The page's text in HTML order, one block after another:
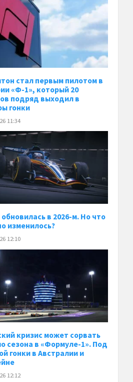
стал первым пилотом в
«Ф-1», который 20
подряд выходил в
гонки
11:34
в 2026-м. Но что
изменилось?
12:10
кризис может сорвать
сезона в «Формуле-1». Под
гонки в Австралии и
12:12